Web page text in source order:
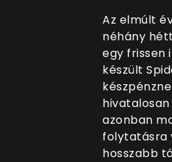
Az elmúlt
néhány
egy frissen
készült
azonban
folytatásra
hosszabb